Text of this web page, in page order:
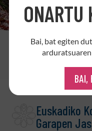
GJHei
Euskadiko
Garapen
ONARTU
Bai, bat egiten dut
BAI,